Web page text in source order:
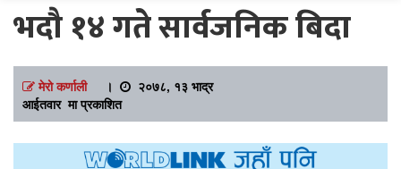
भदौ १४ गते सार्वजनिक बिदा
मेरो कर्णाली।
२०७८, १३ भाद्र
आईतवार मा प्रकाशित